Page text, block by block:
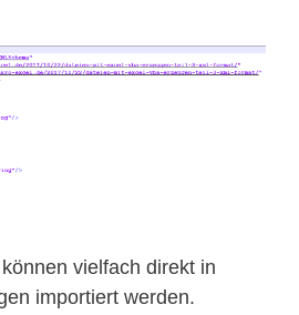
vielfach direkt in
importiert werden.